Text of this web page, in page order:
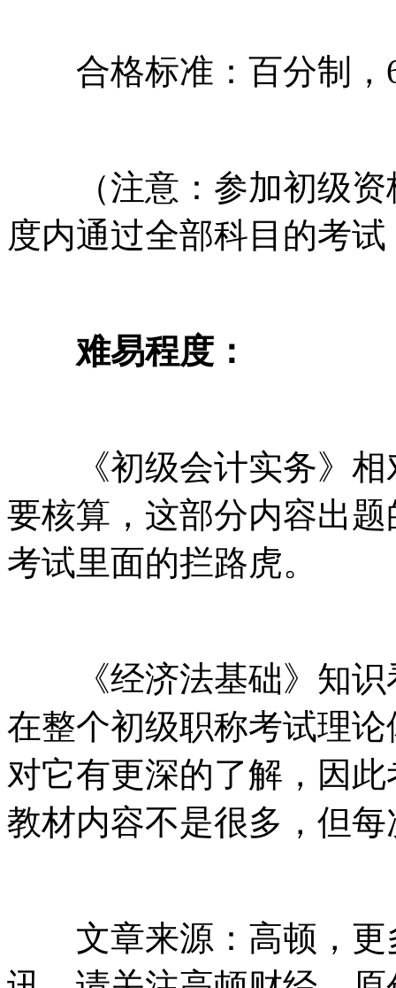
合格标准：百分制，
（注意：参加初级资
度内通过全部科目的考
难易程度：
《初级会计实务》相
要核算，这部分内容出
考试里面的拦路虎。
《经济法基础》知识
在整个初级职称考试理
对它有更深的了解，因
教材内容不是很多，但
文章来源：高顿，更